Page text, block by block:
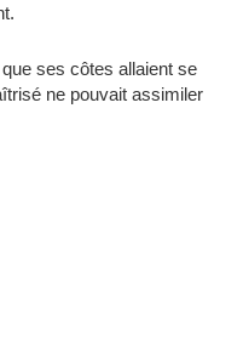
ses côtes allaient se
ne pouvait assimiler